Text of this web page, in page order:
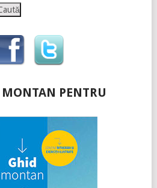
PENTRU